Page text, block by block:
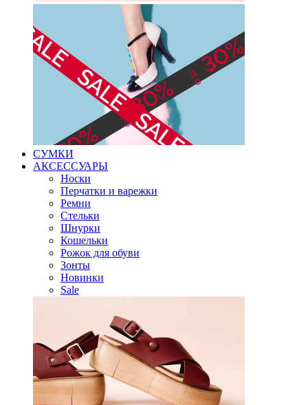
СУМКИ
АКСЕССУАРЫ
Носки
Перчатки и варежки
Ремни
Стельки
Шнурки
Кошельки
Рожок для обуви
Зонты
Новинки
Sale